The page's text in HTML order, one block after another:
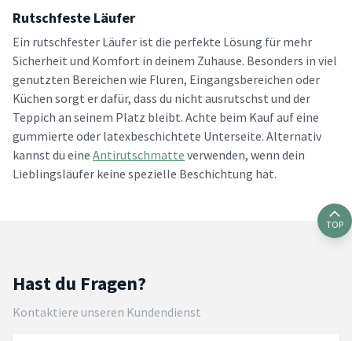
Rutschfeste Läufer
Ein rutschfester Läufer ist die perfekte Lösung für mehr
Sicherheit und Komfort in deinem Zuhause. Besonders in viel
genutzten Bereichen wie Fluren, Eingangsbereichen oder
Küchen sorgt er dafür, dass du nicht ausrutschst und der
Teppich an seinem Platz bleibt. Achte beim Kauf auf eine
gummierte oder latexbeschichtete Unterseite. Alternativ
kannst du eine Antirutschmatte verwenden, wenn dein
Lieblingsläufer keine spezielle Beschichtung hat.
TOP
Hast du Fragen?
Kontaktiere unseren Kundendienst